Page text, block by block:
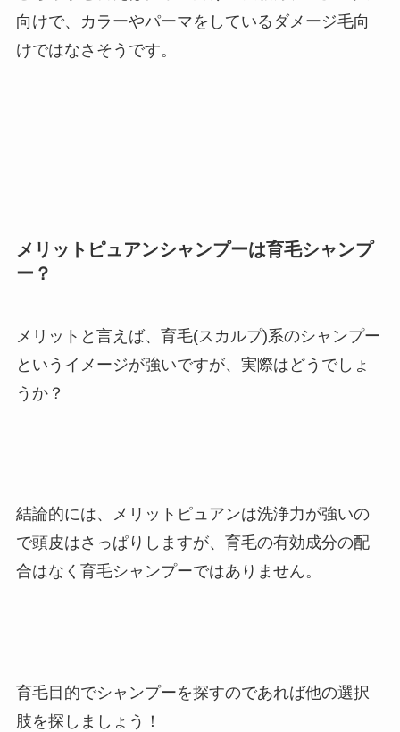
向けで、カラーやパーマをしているダメージ毛向
けではなさそうです。
メリットピュアンシャンプーは育毛シャンプ
ー？
メリットと言えば、育毛(スカルプ)系のシャンプー
というイメージが強いですが、実際はどうでしょ
うか？
結論的には、メリットピュアンは洗浄力が強いの
で頭皮はさっぱりしますが、育毛の有効成分の配
合はなく育毛シャンプーではありません。
育毛目的でシャンプーを探すのであれば他の選択
肢を探しましょう！